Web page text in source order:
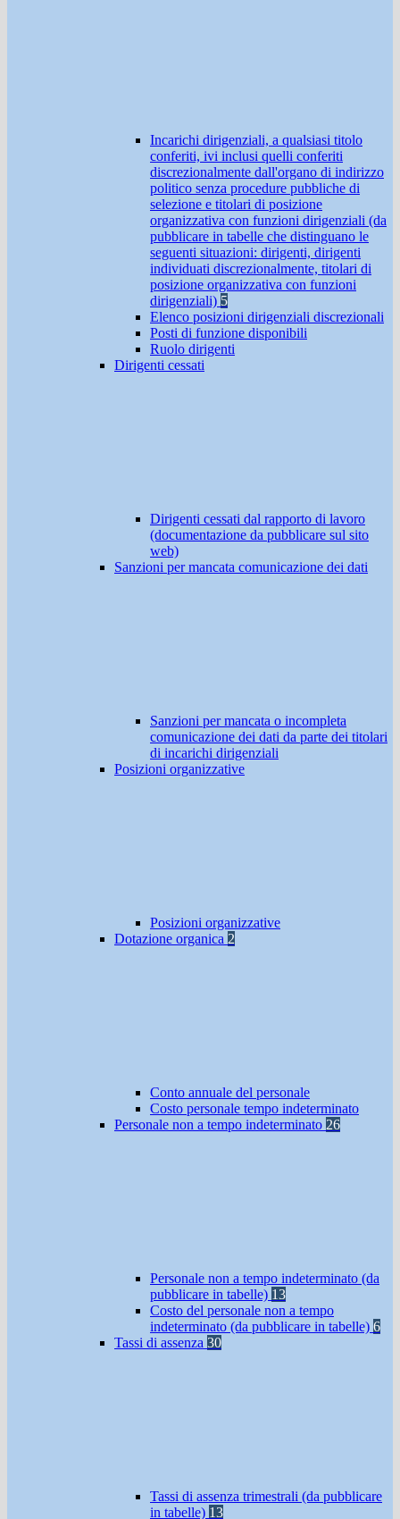
Incarichi dirigenziali, a qualsiasi titolo
conferiti, ivi inclusi quelli conferiti
discrezionalmente dall'organo di indirizzo
politico senza procedure pubbliche di
selezione e titolari di posizione
organizzativa con funzioni dirigenziali (da
pubblicare in tabelle che distinguano le
seguenti situazioni: dirigenti, dirigenti
individuati discrezionalmente, titolari di
posizione organizzativa con funzioni
dirigenziali) 5
Elenco posizioni dirigenziali discrezionali
Posti di funzione disponibili
Ruolo dirigenti
Dirigenti cessati
Dirigenti cessati dal rapporto di lavoro
(documentazione da pubblicare sul sito
web)
Sanzioni per mancata comunicazione dei dati
Sanzioni per mancata o incompleta
comunicazione dei dati da parte dei titolari
di incarichi dirigenziali
Posizioni organizzative
Posizioni organizzative
Dotazione organica 2
Conto annuale del personale
Costo personale tempo indeterminato
Personale non a tempo indeterminato 26
Personale non a tempo indeterminato (da
pubblicare in tabelle) 13
Costo del personale non a tempo
indeterminato (da pubblicare in tabelle) 6
Tassi di assenza 30
Tassi di assenza trimestrali (da pubblicare
in tabelle) 13